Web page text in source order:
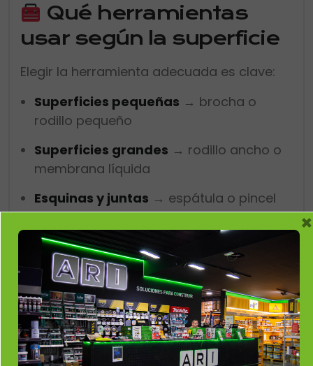
Qué herramientas
usar según la superficie
Elegir la herramienta adecuada es clave:
Superficies pequeñas → brocha o
rodillo pequeño
Superficies grandes → rodillo ancho o
membrana líquida
Esquinas y juntas → espátula o pincel
fino
Errores comunes al
impermeabilizar
Evita estos fallos frecuentes:
Aplicar sobre superficies sucias o
húmedas
×